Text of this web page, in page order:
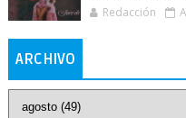
Redacción
ARCHIVO